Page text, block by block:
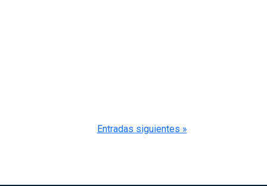
Entradas siguientes »